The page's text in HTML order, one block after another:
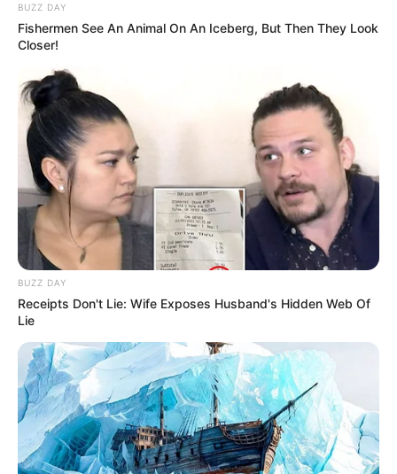
16:12 / 05 Avqust 2026 CƏMİYYƏT
Nigar Fərhadın ərihəbs edildi
107
KEÇİDLƏR
Ana səhifə
ƏLAQƏ
Tel: (+99450) 247 90 86
BUZZ DAY
Fishermen See An Animal On An Iceberg, But Then They Look
Closer!
BUZZ DAY
Receipts Don't Lie: Wife Exposes Husband's Hidden Web Of
Lie